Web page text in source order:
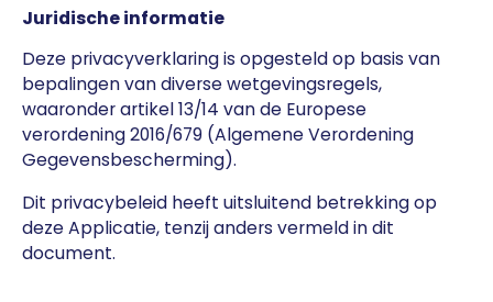
Juridische informatie
Deze privacyverklaring is opgesteld op basis van
bepalingen van diverse wetgevingsregels,
waaronder artikel 13/14 van de Europese
verordening 2016/679 (Algemene Verordening
Gegevensbescherming).
Dit privacybeleid heeft uitsluitend betrekking op
deze Applicatie, tenzij anders vermeld in dit
document.